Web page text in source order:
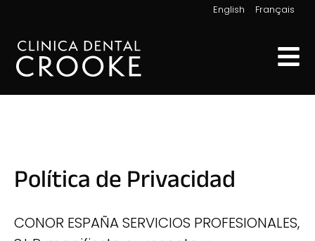
English Français
Política de Privacidad
CONOR ESPAÑA SERVICIOS PROFESIONALES,